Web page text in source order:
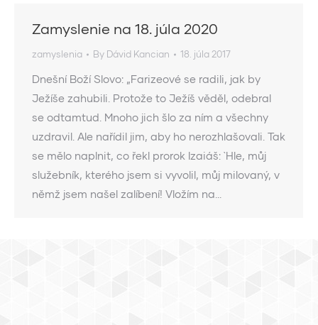
Zamyslenie na 18. júla 2020
zamyslenia By Dávid Kancian 18. júla 2017
Dnešní Boží Slovo: „Farizeové se radili, jak by
Ježíše zahubili. Protože to Ježíš věděl, odebral
se odtamtud. Mnoho jich šlo za ním a všechny
uzdravil. Ale nařídil jim, aby ho nerozhlašovali. Tak
se mělo naplnit, co řekl prorok Izaiáš: `Hle, můj
služebník, kterého jsem si vyvolil, můj milovaný, v
němž jsem našel zalíbení! Vložím na…